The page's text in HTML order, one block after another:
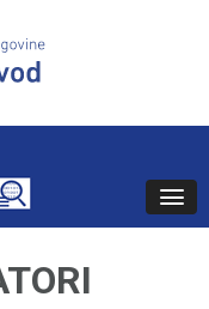
Search